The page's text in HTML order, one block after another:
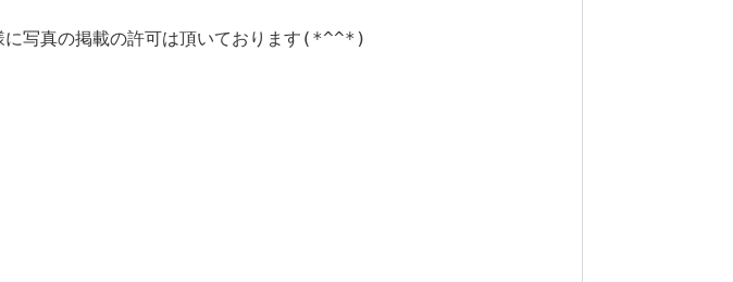
に写真の掲載の許可は頂いております(*^^*)